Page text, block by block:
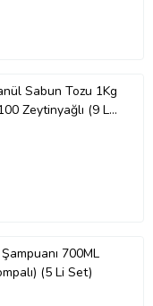
Sabun Tozu 1Kg
Zeytinyağlı (9 Lu
700ML
(5 Li Set)